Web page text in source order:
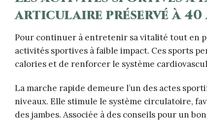
articulaire préservé à 40
Pour continuer à entretenir sa vitalité tout en
activités sportives à faible impact. Ces sports
calories et de renforcer le système
La marche rapide demeure l’un des actes
niveaux. Elle stimule le système circulatoire,
des jambes. Associée à des conseils pour un